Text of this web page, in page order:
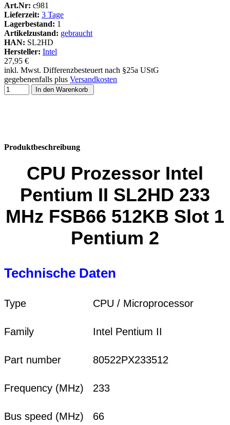
Art.Nr: c981
Lieferzeit: 3 Tage
Lagerbestand: 1
Artikelzustand: gebraucht
HAN: SL2HD
Hersteller: Intel
27,95 €
inkl. Mwst. Differenzbesteuert nach §25a UStG
gegebenenfalls plus Versandkosten
In den Warenkorb
Produktbeschreibung
CPU Prozessor Intel
Pentium II SL2HD 233
MHz FSB66 512KB Slot 1
Pentium 2
Technische Daten
Type CPU / Microprocessor
Family Intel Pentium II
Part number 80522PX233512
Frequency (MHz) 233
Bus speed (MHz) 66